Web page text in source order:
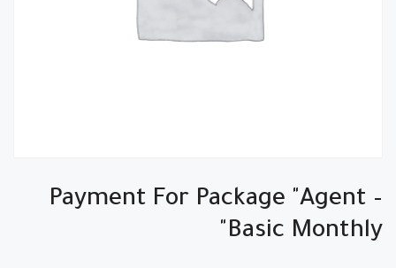
Payment For Package "Agent –
Basic Monthly"